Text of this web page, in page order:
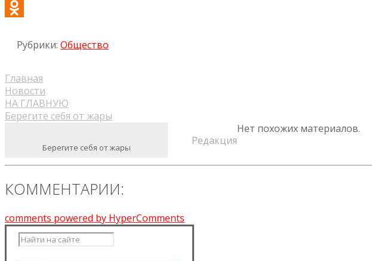
Главная
Новости
НА ГЛАВНУЮ
Берегите себя от жары
Берегите себя от жары
VK
Редакция
Рубрики: Общество
Нет похожих материалов.
КОММЕНТАРИИ:
comments powered by HyperComments